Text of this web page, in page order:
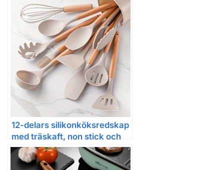
12-delars silikonköksredskap
med träskaft, non stick och
värmetåligt